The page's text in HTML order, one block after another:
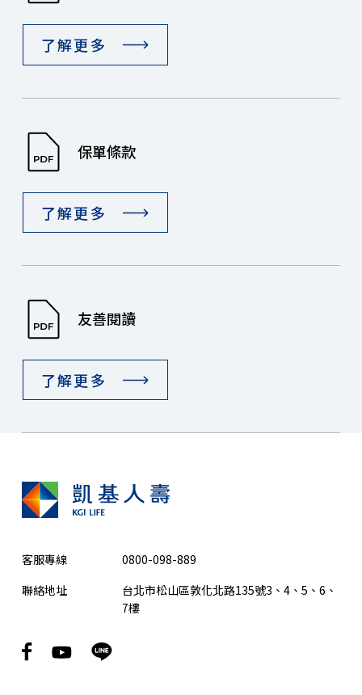
了解更多
保單條款
了解更多
友善閱讀
了解更多
客服專線
0800-098-889
聯絡地址
台北市松山區敦化北路135號3、4、5、6、
7樓